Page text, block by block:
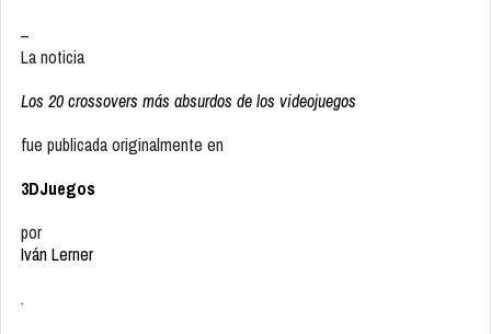
–
La noticia
Los 20 crossovers más absurdos de los videojuegos
fue publicada originalmente en
3DJuegos
por
Iván Lerner
.